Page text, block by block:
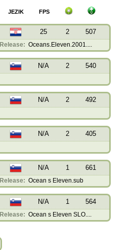
FPS
JEZIK
25 2 507
Release: Oceans.Eleven.2001....
N/A 2 540
N/A 2 492
N/A 2 405
N/A 1 661
Release: Ocean s Eleven.sub
N/A 1 564
Release: Ocean s Eleven SLO....